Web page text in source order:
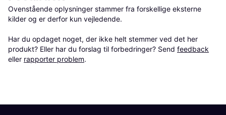
Ovenstående oplysninger stammer fra forskellige eksterne
kilder og er derfor kun vejledende.
Har du opdaget noget, der ikke helt stemmer ved det her
produkt? Eller har du forslag til forbedringer? Send feedback
eller rapporter problem.